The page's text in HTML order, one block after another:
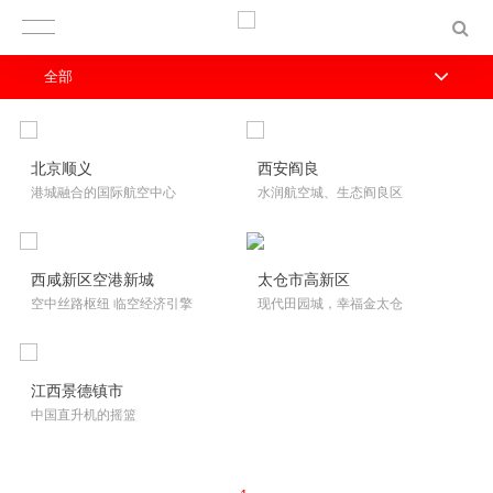
北京顺义
港城融合的国际航空中心
西安阎良
水润航空城、生态阎良区
西咸新区空港新城
空中丝路枢纽 临空经济引擎
太仓市高新区
现代田园城，幸福金太仓
江西景德镇市
中国直升机的摇篮
全部